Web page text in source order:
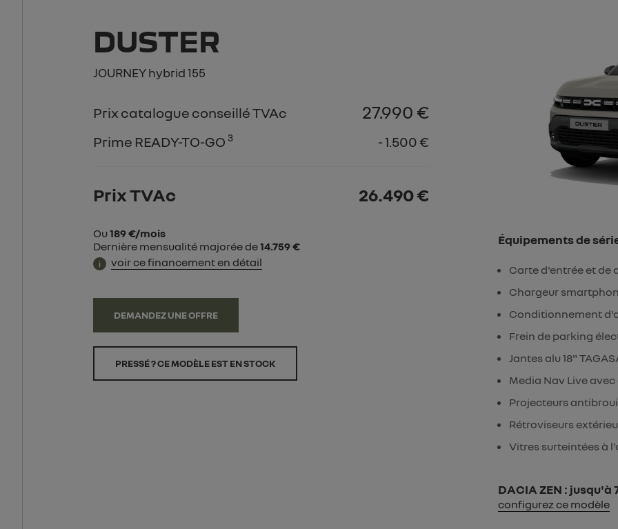
DUSTER
JOURNEY hybrid 155
Prix catalogue conseillé TVAc 27.990 €
Prime READY-TO-GO 3 - 1.500 €
Prix TVAc 26.490 €
Ou189 €/mois
Dernière mensualité majorée de14.759 €
i voir ce financement en détail
DEMANDEZ UNE OFFRE
PRESSÉ ? CE MODÈLE EST EN STOCK
Équipements de
Carte d'entrée et de
Chargeur
Conditionnement
Frein de parking
Jantes alu 18"
Media Nav Live avec
Projecteurs
Rétroviseurs
Vitres surteintées à
DACIA ZEN :
configurez ce modèle